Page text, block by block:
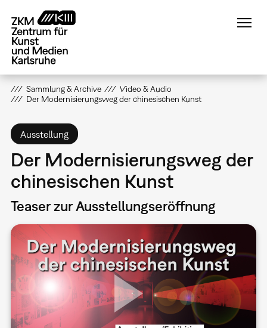
zum
Inhalt
Sammlung & Archive
Video & Audio
Der Modernisierungsweg der chinesischen Kunst
Ausstellung
Der Modernisierungsweg der
chinesischen Kunst
Teaser zur Ausstellungseröffnung